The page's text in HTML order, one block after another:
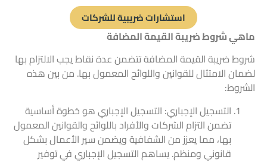
استشارات ضريبية للشركات
ماهي شروط ضريبة القيمة المضافة
شروط ضريبة القيمة المضافة تتضمن عدة نقاط يجب الالتزام بها
لضمان الامتثال للقوانين واللوائح المعمول بها. من بين هذه
الشروط:
التسجيل الإجباري: التسجيل الإجباري هو خطوة أساسية
تضمن التزام الشركات والأفراد باللوائح والقوانين المعمول
بها، مما يعزز من الشفافية ويضمن سير الأعمال بشكل
قانوني ومنظم. يساهم التسجيل الإجباري في توفير